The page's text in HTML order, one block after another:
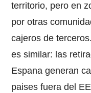
territorio, pero en
por otras
cajeros de
es similar: las
Espana generan
paises fuera del